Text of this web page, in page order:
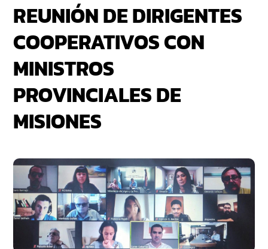
REUNIÓN DE DIRIGENTES
COOPERATIVOS CON
MINISTROS
PROVINCIALES DE
MISIONES